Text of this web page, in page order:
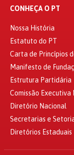
CONHEÇA O PT
Nossa História
Estatuto do PT
Carta de Princípios
Manifesto de
Estrutura Partidária
Comissão Executiva
Diretório Nacional
Secretarias e
Diretórios Estaduais